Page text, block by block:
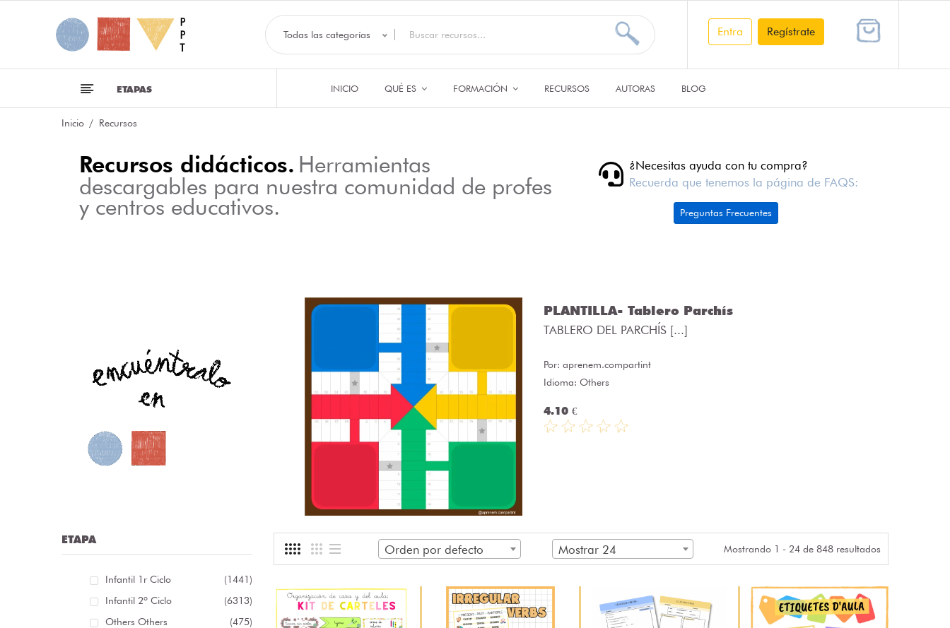
Todas las categorías Entra Regístrate
ETAPAS INICIO QUÉ ES FORMACIÓN RECURSOS AUTORAS BLOG
Inicio Recursos
Recursos didácticos. Herramientas
descargables para nuestra comunidad de profes
y centros educativos.
¿Necesitas ayuda con tu compra?
Recuerda que tenemos la página de FAQS:
Preguntas Frecuentes
sobre as distintas clases de palabras [...]
PLANTILLA- Tablero Parchís
TABLERO DEL PARCHÍS [...]
Por:aprenem.compartint
Idioma: Others
4.10 €
ETAPA
Infantil 1r Ciclo
(1441)
Infantil 2º Ciclo
(6313)
Others Others
(475)
Orden por defecto Mostrar 24 Mostrando 1 - 24 de 848 resultados